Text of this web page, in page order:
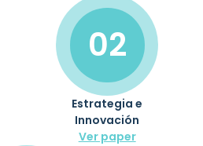
02
Estrategia e
Innovación
Ver paper